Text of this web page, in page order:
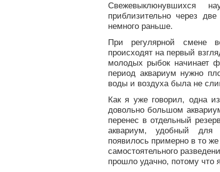
Свежевыклюнувшихся
приблизительно через
немного раньше.
При регулярной смене
происходят на первый
молодых рыбок начинает
период аквариум нужно
воды и воздуха была не
Как я уже говорил, одна
довольно большом
перенес в отдельный
аквариум, удобный для
появилось примерно в то
самостоятельного
прошло удачно, потому